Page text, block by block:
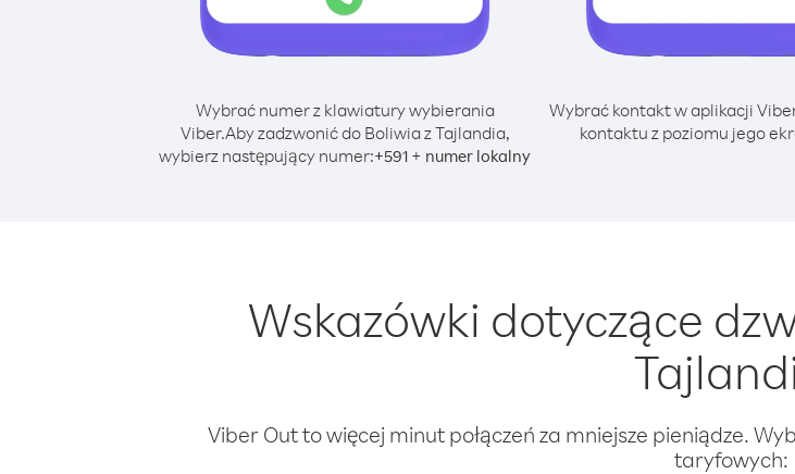
Wybrać numer z klawiatury wybierania
Viber.Aby zadzwonić do Boliwia z Tajlandia,
wybierz następujący numer:+591 + numer lokalny
Wybrać kontakt w aplikacji
kontaktu z poziomu jego
Wskazówki dotyczące
Viber Out to więcej minut połączeń za mniejsze pieniądze.
taryfowych: